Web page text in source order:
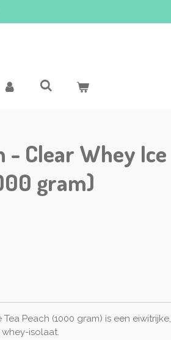
- Clear Whey Ice
gram)
Peach (1000 gram) is een eiwitrijke,
isolaat.